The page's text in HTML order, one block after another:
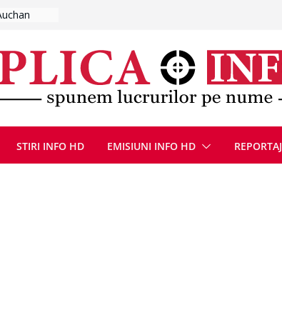
de
august
Uricani.
din
STIRI INFO HD EMISIUNI INFO HD REPORTAJ